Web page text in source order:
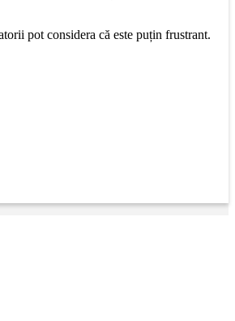
pot considera că este puțin frustrant.